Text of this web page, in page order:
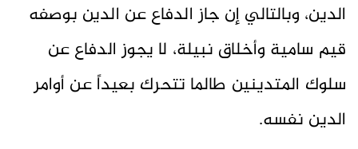
الدين، وبالتالي إن جاز الدفاع عن الدين بوصفه
قيم سامية وأخلاق نبيلة، لا يجوز الدفاع عن
سلوك المتدينين طالما تتحرك بعيداً عن أوامر
الدين نفسه.